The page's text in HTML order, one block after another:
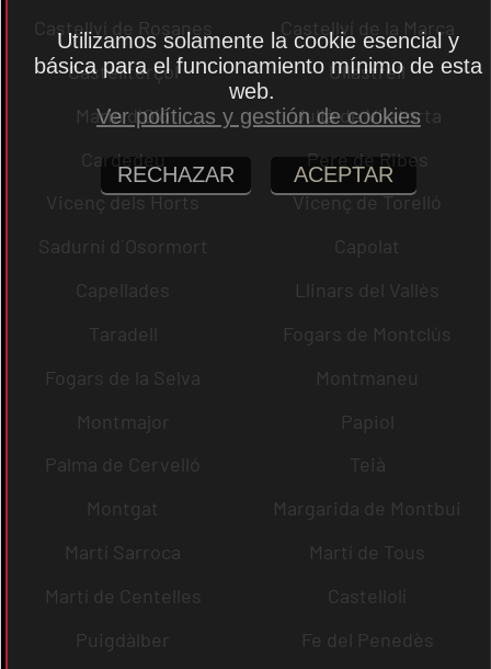
Castellví de Rosanes
Castellví de la Marca
Castellterçol
Ullastrell
Maria d´Oló
Julià de Vilatorta
Cardedeu
Pere de Ribes
Vicenç dels Horts
Vicenç de Torelló
Sadurní d´Osormort
Capolat
Capellades
Llinars del Vallès
Taradell
Fogars de Montclús
Fogars de la Selva
Montmaneu
Montmajor
Papiol
Palma de Cervelló
Teià
Montgat
Margarida de Montbui
Martí Sarroca
Martí de Tous
Martí de Centelles
Castellolí
Puigdàlber
Fe del Penedès
Utilizamos solamente la cookie esencial y
básica para el funcionamiento mínimo de esta
web.
Ver políticas y gestión de cookies
RECHAZAR ACEPTAR